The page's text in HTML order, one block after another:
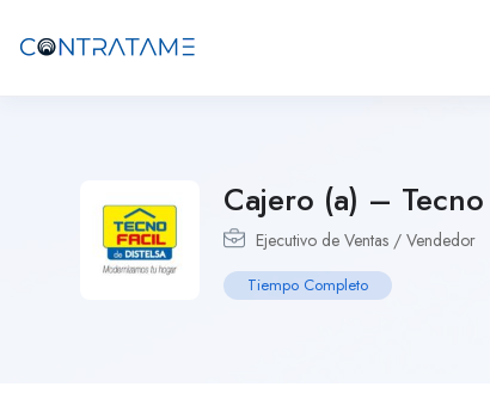
Cajero (a) –
Ejecutivo de Ventas / Vendedor
Tiempo Completo